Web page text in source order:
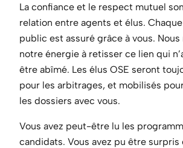
La confiance et le respect mutuel
relation entre agents et élus.
public est assuré grâce à vous.
notre énergie à retisser ce lien qui
être abîmé. Les élus OSE seront
pour les arbitrages, et mobilisés
les dossiers avec vous.
Vous avez peut-être lu les
candidats. Vous avez pu être surpris